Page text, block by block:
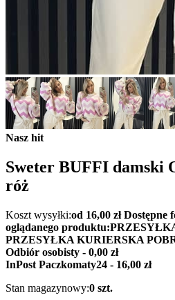
Nasz hit
Sweter BUFFI damski
róż
Koszt wysyłki:od 16,00 złDostępne
oglądanego produktu:
PRZESYŁKA KURIERSKA
Odbiór osobisty - 0,00 zł
InPost Paczkomaty24 - 16,00 zł
Stan magazynowy:0 szt.